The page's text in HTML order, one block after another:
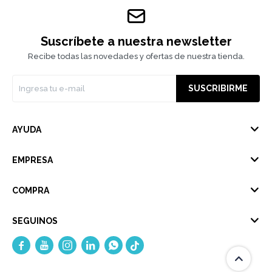
Suscríbete a nuestra newsletter
Recibe todas las novedades y ofertas de nuestra tienda.
SUSCRIBIRME
AYUDA
EMPRESA
COMPRA
SEGUINOS
    